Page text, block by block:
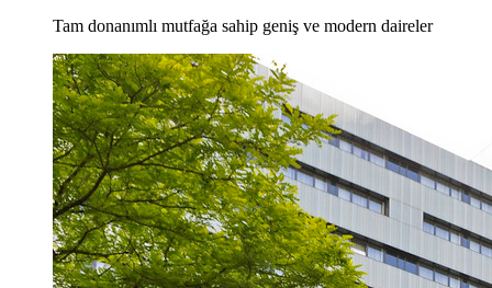
Tam donanımlı mutfağa sahip geniş ve modern daireler